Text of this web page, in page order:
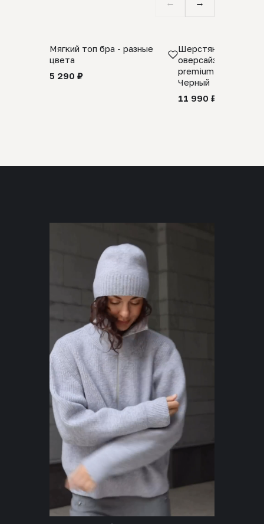
← →
Мягкий топ бра - разные
цвета
5 290 ₽
Шерстяной свитер
оверсайз 100%
premium merino
Черный
11 990 ₽